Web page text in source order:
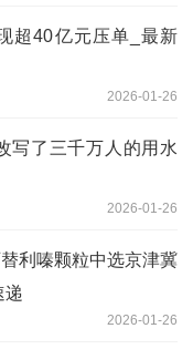
超40亿元压单_最新
2026-01-26
写了三千万人的用水
2026-01-26
利嗪颗粒中选京津冀
递
2026-01-26